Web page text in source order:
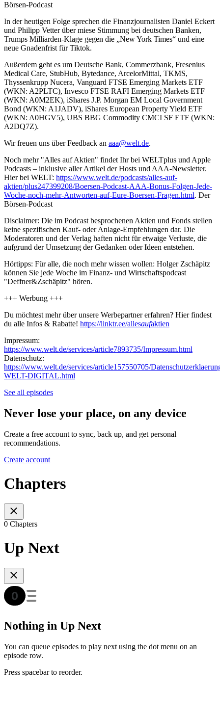
Börsen-Podcast
In der heutigen Folge sprechen die Finanzjournalisten Daniel Eckert
und Philipp Vetter über miese Stimmung bei deutschen Banken,
Trumps Milliarden-Klage gegen die „New York Times“ und eine
neue Gnadenfrist für Tiktok.
Außerdem geht es um Deutsche Bank, Commerzbank, Fresenius
Medical Care, StubHub, Bytedance, ArcelorMittal, TKMS,
Thyssenkrupp Nucera, Vanguard FTSE Emerging Markets ETF
(WKN: A2PLTC), Invesco FTSE RAFI Emerging Markets ETF
(WKN: A0M2EK), iShares J.P. Morgan EM Local Government
Bond (WKN: A1JADV), iShares European Property Yield ETF
(WKN: A0HGV5), UBS BBG Commodity CMCI SF ETF (WKN:
A2DQ7Z).
Wir freuen uns über Feedback an aaa@welt.de.
Noch mehr "Alles auf Aktien" findet Ihr bei WELTplus und Apple
Podcasts – inklusive aller Artikel der Hosts und AAA-Newsletter.
Hier bei WELT: https://www.welt.de/podcasts/alles-auf-
aktien/plus247399208/Boersen-Podcast-AAA-Bonus-Folgen-Jede-
Woche-noch-mehr-Antworten-auf-Eure-Boersen-Fragen.html. Der
Börsen-Podcast
Disclaimer: Die im Podcast besprochenen Aktien und Fonds stellen
keine spezifischen Kauf- oder Anlage-Empfehlungen dar. Die
Moderatoren und der Verlag haften nicht für etwaige Verluste, die
aufgrund der Umsetzung der Gedanken oder Ideen entstehen.
Hörtipps: Für alle, die noch mehr wissen wollen: Holger Zschäpitz
können Sie jede Woche im Finanz- und Wirtschaftspodcast
"Deffner&Zschäpitz" hören.
+++ Werbung +++
Du möchtest mehr über unsere Werbepartner erfahren? Hier findest
du alle Infos & Rabatte! https://linktr.ee/allesaufaktien
Impressum:
https://www.welt.de/services/article7893735/Impressum.html
Datenschutz:
https://www.welt.de/services/article157550705/
WELT-DIGITAL.html
See all episodes
Never lose your place, on any device
Create a free account to sync, back up, and get personal
recommendations.
Create account
Chapters
0 Chapters
Up Next
Nothing in Up Next
You can queue episodes to play next using the dot menu on an
episode row.
Press spacebar to reorder.